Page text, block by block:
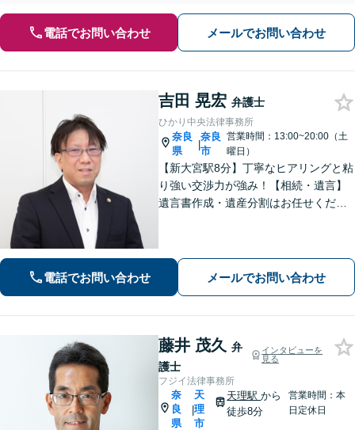
電話でお問い合わせ メールでお問い合わせ
吉田 晃宏 弁護士
ひかり中央法律事務所
奈良
県
|
奈良
市
営業時間：13:00~20:00（土
曜日）
【新大宮駅8分】丁寧なヒアリングと粘
り強い交渉力が強み！【相続・遺言】
遺言書作成・遺産分割はお任せくださ
に持ち込んだ事例あり【初回面談無
料】
電話でお問い合わせ メールでお問い合わせ
藤井 茂久 弁
護士
インタビューを
見る
フジイ法律事務所
奈
良
県
|
天
理
市
天理駅から
徒歩8分
営業時間：本
日定休日